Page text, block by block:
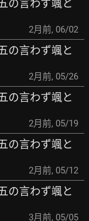
の言わず颯と
2月前, 06/02
の言わず颯と
2月前, 05/26
の言わず颯と
2月前, 05/19
の言わず颯と
2月前, 05/12
の言わず颯と
3月前, 05/05